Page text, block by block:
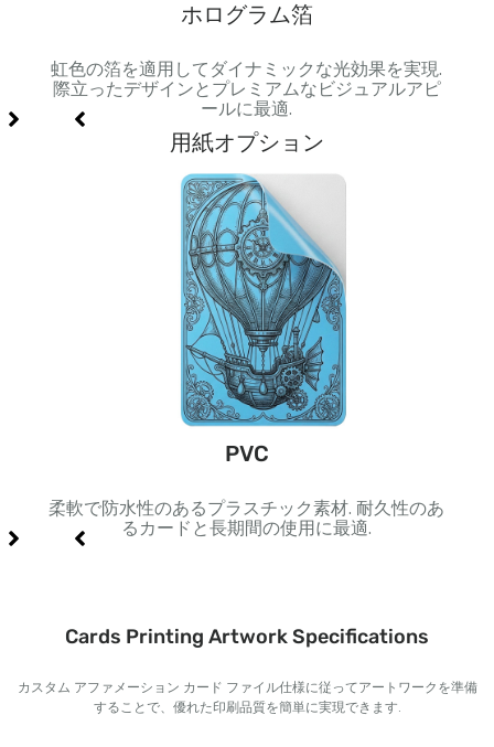
ホログラム箔
虹色の箔を適用してダイナミックな光効果を実現.
際立ったデザインとプレミアムなビジュアルアピ
ールに最適.
用紙オプション
PVC
柔軟で防水性のあるプラスチック素材. 耐久性のあ
るカードと長期間の使用に最適.
Cards Printing Artwork Specifications
カスタム アファメーション カード ファイル仕様に従ってアートワークを準備
することで、優れた印刷品質を簡単に実現できます.